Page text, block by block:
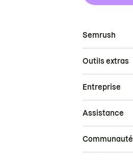
Semrush
Outils extras
Entreprise
Assistance
Communauté